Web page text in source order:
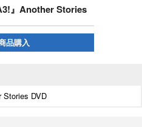
』Another Stories
品購入
Stories DVD